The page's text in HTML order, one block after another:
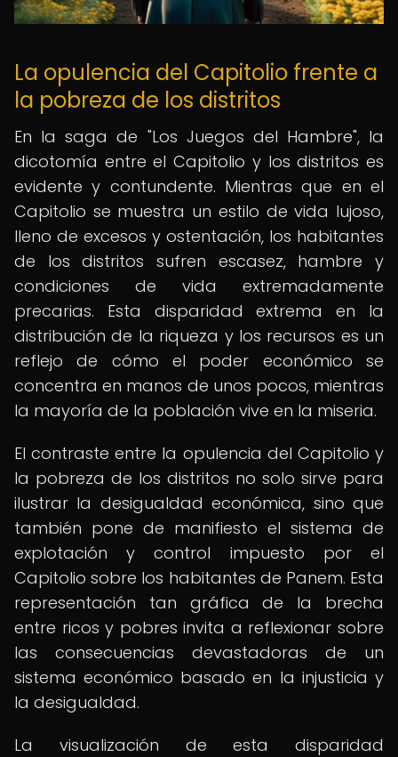
La opulencia del Capitolio frente a
la pobreza de los distritos
En la saga de "Los Juegos del Hambre", la
dicotomía entre el Capitolio y los distritos es
evidente y contundente. Mientras que en el
Capitolio se muestra un estilo de vida lujoso,
lleno de excesos y ostentación, los habitantes
de los distritos sufren escasez, hambre y
condiciones de vida extremadamente
precarias. Esta disparidad extrema en la
distribución de la riqueza y los recursos es un
reflejo de cómo el poder económico se
concentra en manos de unos pocos, mientras
la mayoría de la población vive en la miseria.
El contraste entre la opulencia del Capitolio y
la pobreza de los distritos no solo sirve para
ilustrar la desigualdad económica, sino que
también pone de manifiesto el sistema de
explotación y control impuesto por el
Capitolio sobre los habitantes de Panem. Esta
representación tan gráfica de la brecha
entre ricos y pobres invita a reflexionar sobre
las consecuencias devastadoras de un
sistema económico basado en la injusticia y
la desigualdad.
La visualización de esta disparidad